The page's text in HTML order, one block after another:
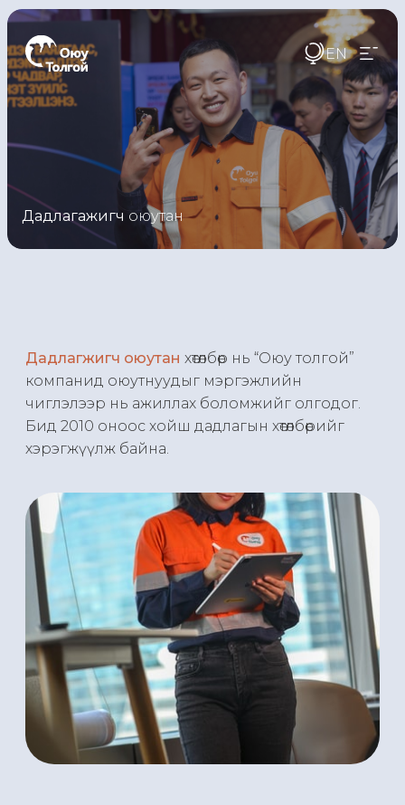
EN
Дадлагажигч оюутан
Дадлагжигч оюутан хөтөлбөр нь “Оюу толгой”
компанид оюутнуудыг мэргэжлийн
чиглэлээр нь ажиллах боломжийг олгодог.
Бид 2010 оноос хойш дадлагын хөтөлбөрийг
хэрэгжүүлж байна.